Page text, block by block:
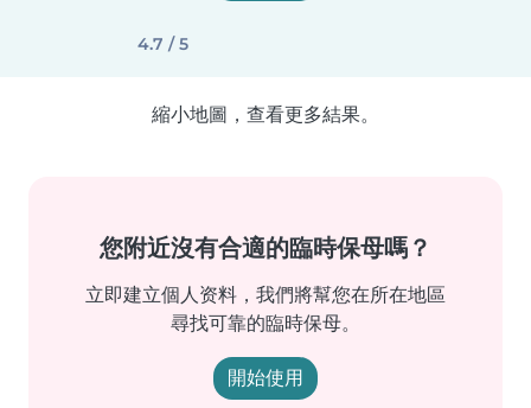
4.7 / 5
縮小地圖，查看更多結果。
您附近沒有合適的臨時保母嗎？
立即建立個人资料，我們將幫您在所在地區
尋找可靠的臨時保母。
開始使用